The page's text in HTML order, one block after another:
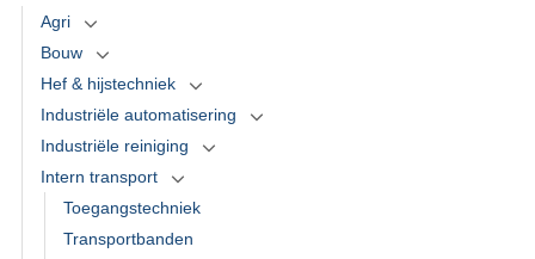
Agri
Bouw
Hef & hijstechniek
Industriële automatisering
Industriële reiniging
Intern transport
Toegangstechniek
Transportbanden